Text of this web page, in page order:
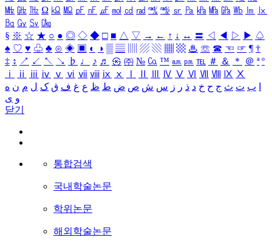
㎒ ㎓ ㎔ Ω ㏀ ㏁ ㎊ ㎋ ㎌ ㏖ ㏅ ㎭ ㎮ ㎯ ㏛ ㎩ ㎪ ㎫ ㎬ ㏝ ㏐
㏓
㏃ ㏉ ㏜ ㏆
§ ※ ☆ ★ ○ ● ◎ ◇ ◆ □ ■ △ ▽ → ← ↑ ↓ ↔ 〓 ◁ ◀ ▷ ▶ ♤
♠ ♡ ♥ ♧ ♣ ⊙ ◈ ▣ ◐ ◑ ▒ ▤ ▨ ▧ ▦ ▩ ♨ ☏ ☎ ☜ ☞ ¶ †
‡ ↕ ↗ ↙ ↖ ↘ ♭ ♩ ♪ ♬ ㉿ ㈜ № ㏇ ™ ㏂ ㏘ ℡ ＃ ＆ ＊ ＠ ª º
ⅰ
ⅱ ⅲ ⅳ ⅴ ⅵ ⅶ ⅷ ⅸ ⅹ Ⅳ Ⅴ Ⅵ Ⅶ Ⅷ Ⅸ Ⅹ
ب ت ث ج ح خ د ذ ر ز س ش ص ض ط ظ ع غ ف ق ک ل م ن ه
و ی
닫기
통합검색
국내학술논문
학위논문
해외학술논문